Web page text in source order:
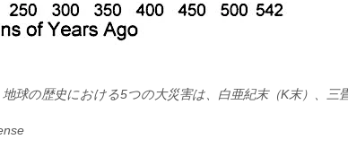
球の歴史における5つの大災害は、白亜紀末（K末）、